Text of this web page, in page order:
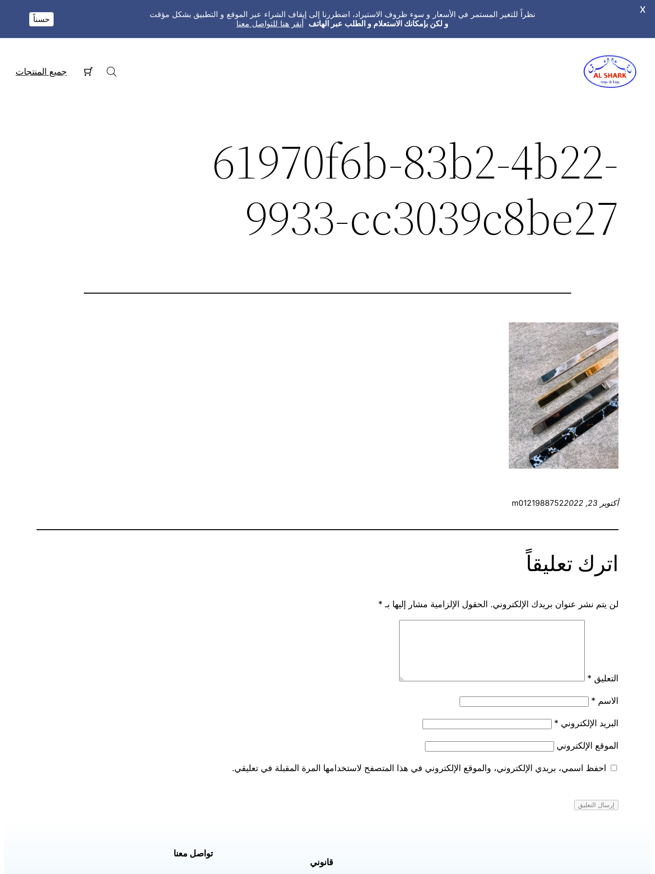
المحتوى
جميع المنتجات
61970f6b-83b2-4b22-
9933-cc3039c8be27
أكتوبر 23, 2022 m0121988752
اترك تعليقاً
لن يتم نشر عنوان بريدك الإلكتروني. الحقول الإلزامية مشار إليها بـ *
التعليق *
الاسم *
البريد الإلكتروني *
الموقع الإلكتروني
احفظ اسمي، بريدي الإلكتروني، والموقع الإلكتروني في هذا المتصفح لاستخدامها المرة المقبلة في تعليقي.
قانوني
تواصل معنا
نظراً للتغير المستمر في الأسعار و سوء ظروف الاستيراد، اضطررنا إلى إيقاف الشراء عبر الموقع و التطبيق بشكل مؤقت
و لكن بإمكانك الاستعلام و الطلب عبر الهاتف أنقر هنا للتواصل معنا حسناً
X